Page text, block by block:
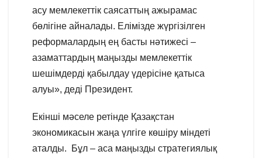
асу мемлекеттік саясаттың ажырамас
бөлігіне айналады. Елімізде жүргізілген
реформалардың ең басты нәтижесі –
азаматтардың маңызды мемлекеттік
шешімдерді қабылдау үдерісіне қатыса
алуы», деді Президент.
Екінші мәселе ретінде Қазақстан
экономикасын жаңа үлгіге көшіру міндеті
аталды. Бұл – аса маңызды стратегиялық